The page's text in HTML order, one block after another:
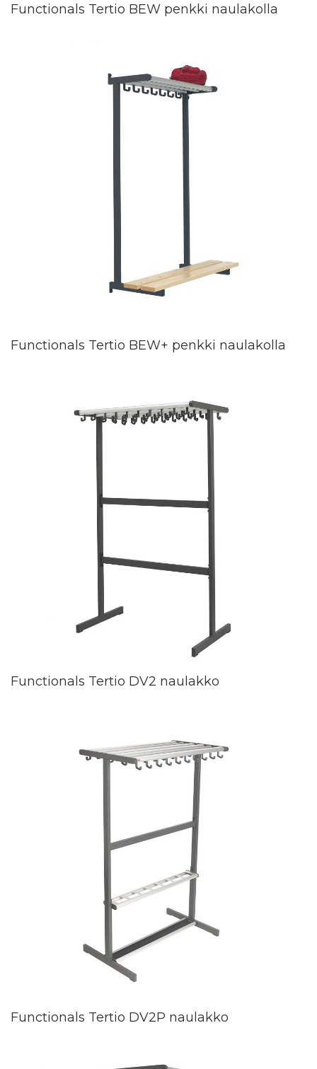
Functionals Tertio BEW penkki naulakolla
Functionals Tertio BEW+ penkki naulakolla
Functionals Tertio DV2 naulakko
Functionals Tertio DV2P naulakko